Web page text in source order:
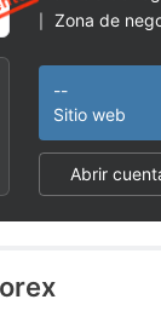
Zona de
--
Sitio web
Abrir